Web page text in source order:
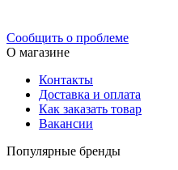
Сообщить о проблеме
О магазине
Контакты
Доставка и оплата
Как заказать товар
Вакансии
Популярные бренды